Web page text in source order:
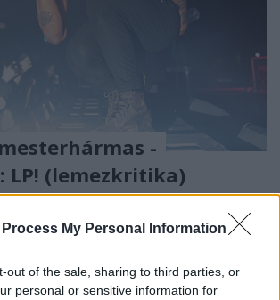
Process My Personal Information
out of the sale, sharing to third parties, or
personal or sensitive information for
-
LP! (lemezkritika)
magazin 90. számában jelent